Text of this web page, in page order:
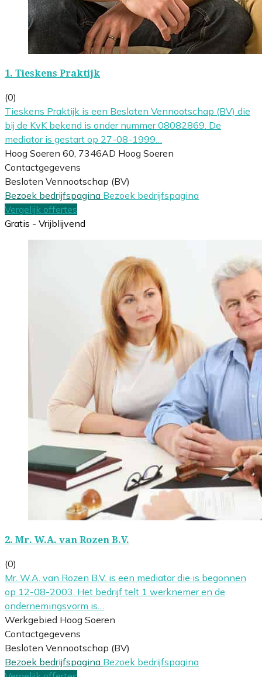
1. Tieskens Praktijk
(0)
Tieskens Praktijk is een Besloten Vennootschap (BV) die
bij de KvK bekend is onder nummer 08082869. De
mediator is gestart op 27-08-1999…
Hoog Soeren 60, 7346AD Hoog Soeren
Contactgegevens
Besloten Vennootschap (BV)
Bezoek bedrijfspagina Bezoek bedrijfspagina
Vergelijk offertes
Gratis - Vrijblijvend
2. Mr. W.A. van Rozen B.V.
(0)
Mr. W.A. van Rozen B.V. is een mediator die is begonnen
op 12-08-2003. Het bedrijf telt 1 werknemer en de
ondernemingsvorm is…
Werkgebied Hoog Soeren
Contactgegevens
Besloten Vennootschap (BV)
Bezoek bedrijfspagina Bezoek bedrijfspagina